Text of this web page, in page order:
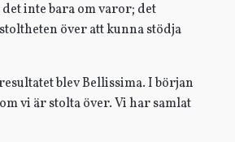
inte bara om varor; det
över att kunna stödja
blev Bellissima. I början
vi är stolta över. Vi har samlat